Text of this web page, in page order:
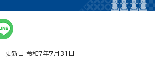
更新日 令和7年7月31日